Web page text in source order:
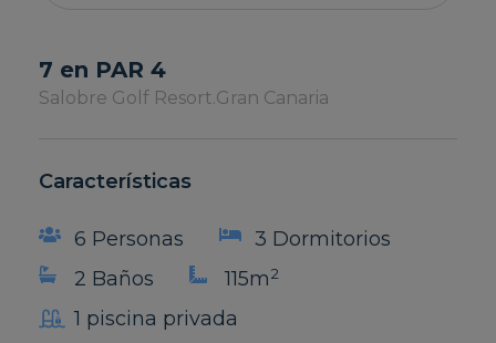
7 en PAR 4
Salobre Golf Resort.Gran Canaria
Características
6 Personas
3 Dormitorios
2 Baños
115m2
1 piscina privada